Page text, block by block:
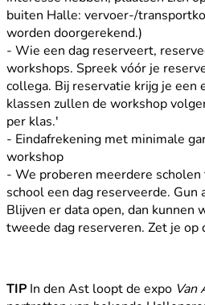
buiten Halle: vervoer-/
worden doorgerekend.)
- Wie een dag reserveert,
workshops. Spreek vóór je
collega. Bij reservatie krijg je een
klassen zullen de workshop
per klas.'
- Eindafrekening met minimale
workshop
- We proberen meerdere
school een dag reserveerde. Gun
Blijven er data open, dan kunnen
tweede dag reserveren. Zet je op
TIP In den Ast loopt de expo Van